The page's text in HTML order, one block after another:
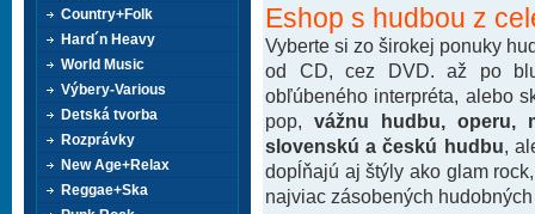
Eshop s hudbou z
Vyberte si zo širokej ponuky
od CD, cez DVD. až po
obľúbeného interpréta, alebo
pop, vážnu hudbu, operu,
slovenskú a českú hudbu ,
dopĺňajú aj štýly ako glam
najviac zásobených
Country+Folk
Hard´n Heavy
World Music
Výbery-Various
Detská tvorba
Rozprávky
New Age+Relax
Reggae+Ska